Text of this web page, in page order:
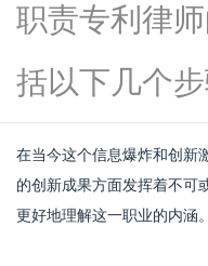
职责专利律
括以下几个
在当今这个信息爆炸和创新
的创新成果方面发挥着不可
更好地理解这一职业的内涵。